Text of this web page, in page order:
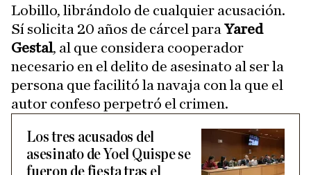
Lobillo, librándolo de cualquier acusación.
Sí solicita 20 años de cárcel para Yared
Gestal, al que considera cooperador
necesario en el delito de asesinato al ser la
persona que facilitó la navaja con la que el
autor confeso perpetró el crimen.
Los tres acusados del
asesinato de Yoel Quispe se